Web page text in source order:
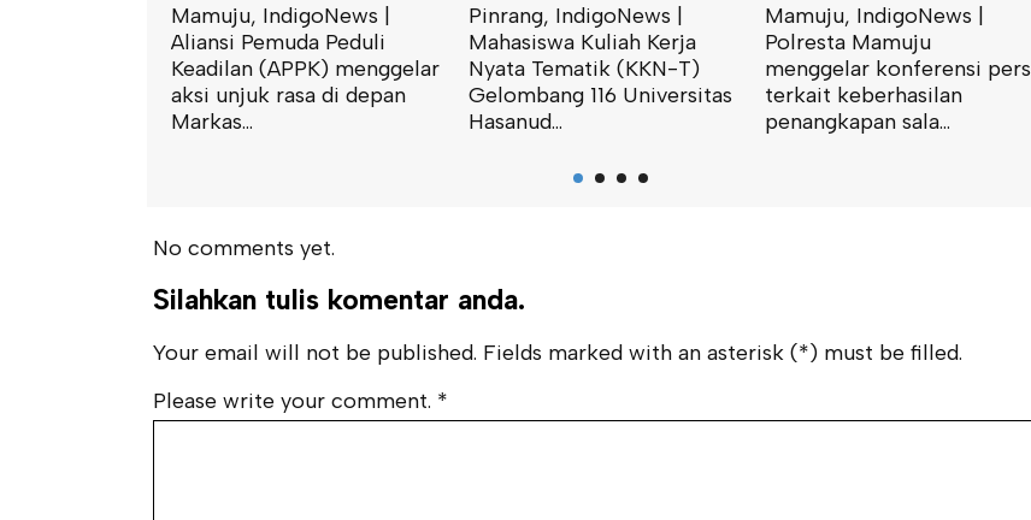
Mamuju, IndigoNews |
Aliansi Pemuda Peduli
Keadilan (APPK) menggelar
aksi unjuk rasa di depan
Markas...
Pinrang, IndigoNews |
Mahasiswa Kuliah Kerja
Nyata Tematik (KKN-T)
Gelombang 116 Universitas
Hasanud...
Mamuju, IndigoNews |
Polresta Mamuju
menggelar konferensi pers
terkait keberhasilan
penangkapan sala...
No comments yet.
Silahkan tulis komentar anda.
Your email will not be published. Fields marked with an asterisk (*) must be filled.
Please write your comment. *